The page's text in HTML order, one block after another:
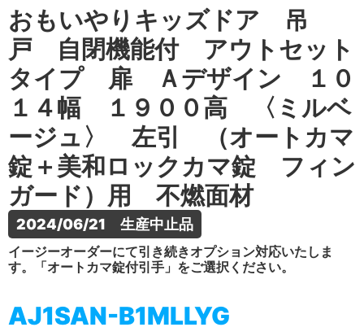
おもいやりキッズドア 吊
戸 自閉機能付 アウトセット
タイプ 扉 Ａデザイン １０
１４幅 １９００高 〈ミルベ
ージュ〉 左引 （オートカマ
錠＋美和ロックカマ錠 フィン
ガード）用 不燃面材
2024/06/21　生産中止品
イージーオーダーにて引き続きオプション対応いたしま
す。「オートカマ錠付引手」をご選択ください。
AJ1SAN-B1MLLYG